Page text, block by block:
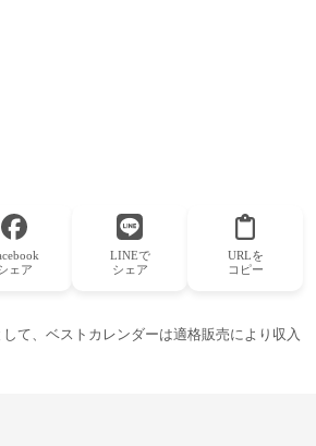
ェア
LINEで
シェア
URLを
コピー
て、ベストカレンダーは適格販売により収入